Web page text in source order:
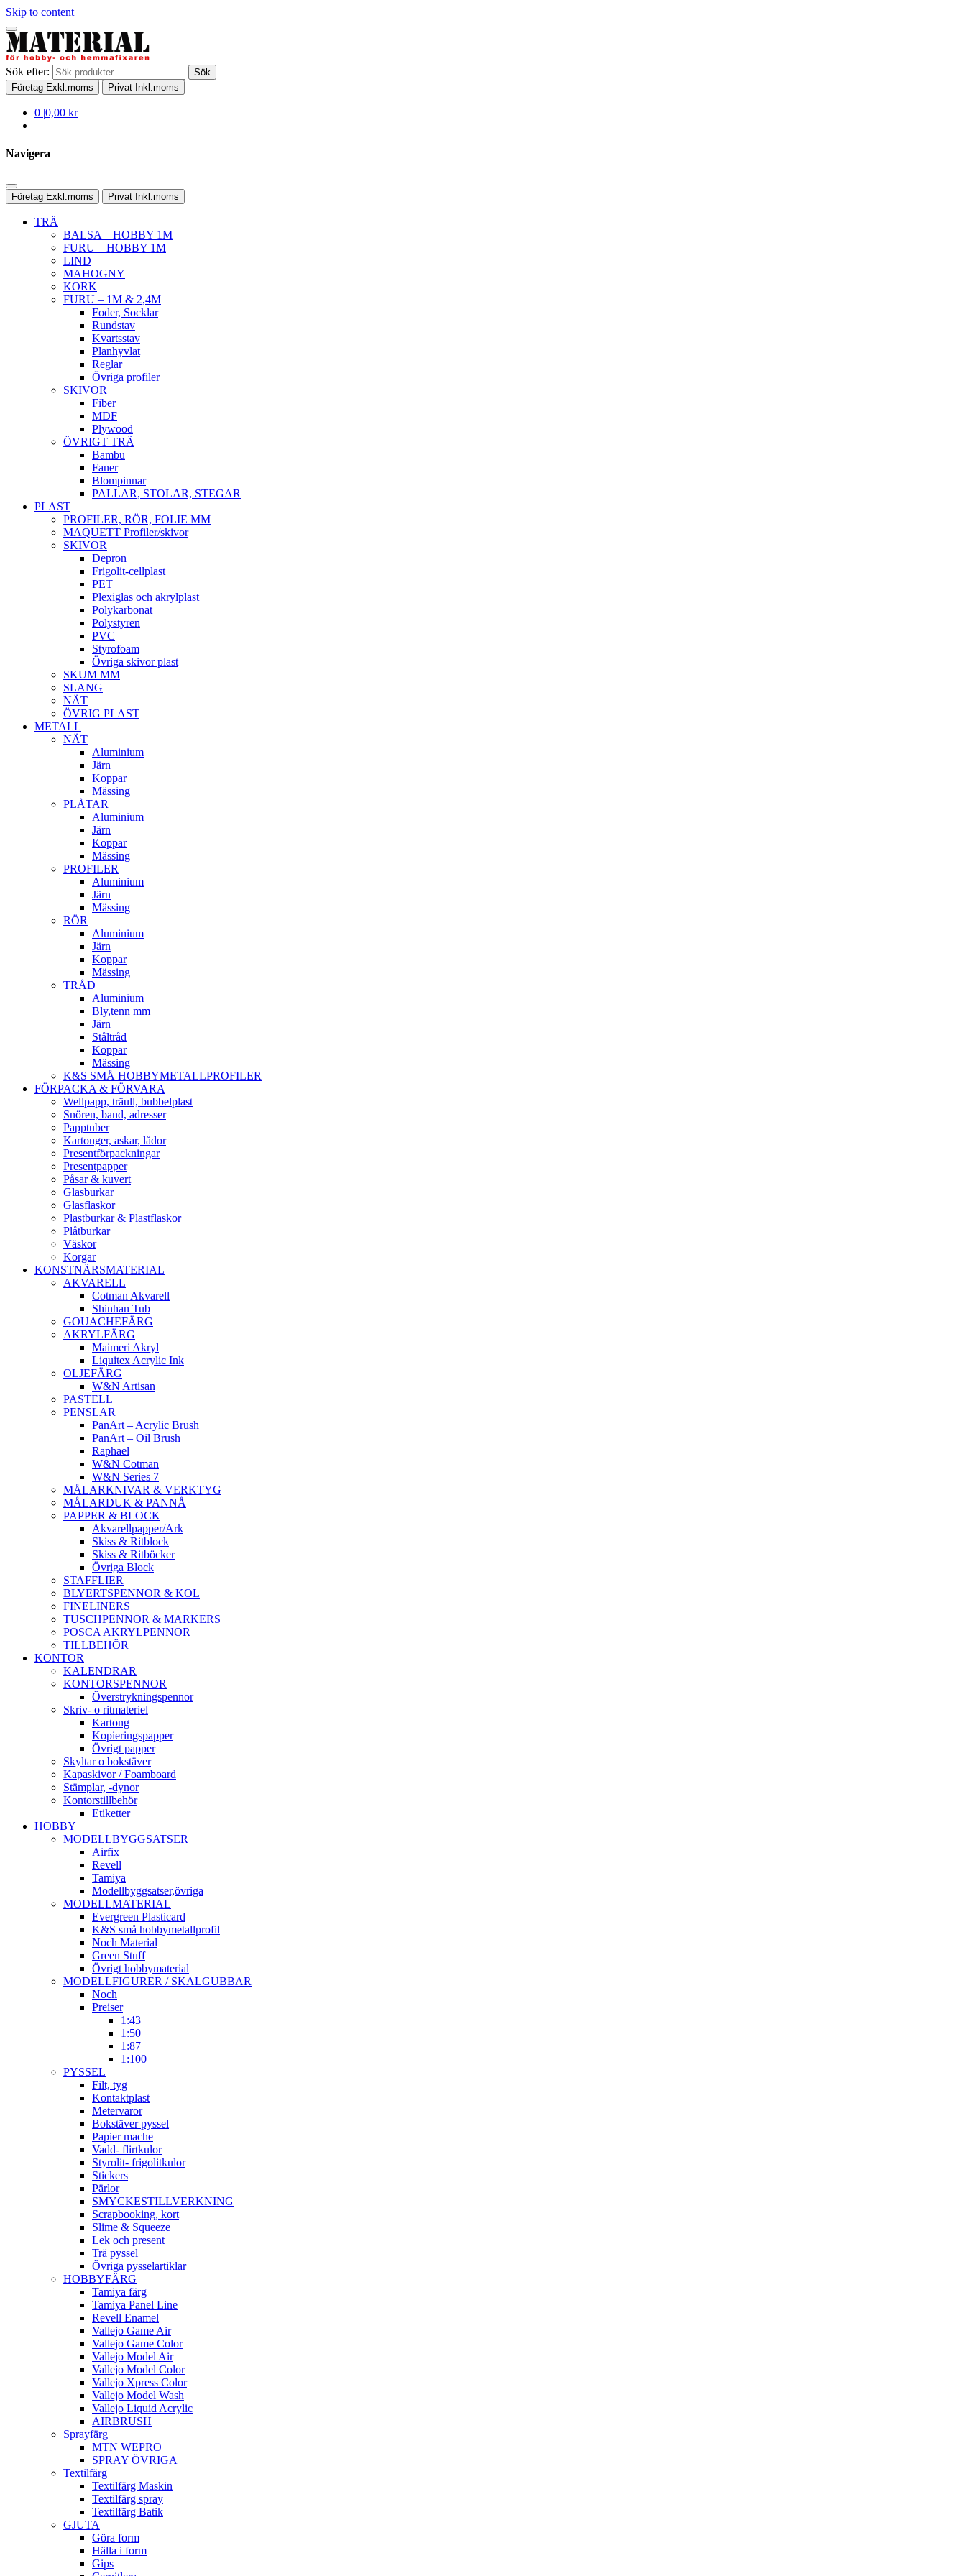
Skip to content
Sök efter:
Sök
Företag Exkl.moms Privat Inkl.moms
0 |0,00 kr
Navigera
Företag Exkl.moms Privat Inkl.moms
TRÄ
BALSA – HOBBY 1M
FURU – HOBBY 1M
LIND
MAHOGNY
KORK
FURU – 1M & 2,4M
Foder, Socklar
Rundstav
Kvartsstav
Planhyvlat
Reglar
Övriga profiler
SKIVOR
Fiber
MDF
Plywood
ÖVRIGT TRÄ
Bambu
Faner
Blompinnar
PALLAR, STOLAR, STEGAR
PLAST
PROFILER, RÖR, FOLIE MM
MAQUETT Profiler/skivor
SKIVOR
Depron
Frigolit-cellplast
PET
Plexiglas och akrylplast
Polykarbonat
Polystyren
PVC
Styrofoam
Övriga skivor plast
SKUM MM
SLANG
NÄT
ÖVRIG PLAST
METALL
NÄT
Aluminium
Järn
Koppar
Mässing
PLÅTAR
Aluminium
Järn
Koppar
Mässing
PROFILER
Aluminium
Järn
Mässing
RÖR
Aluminium
Järn
Koppar
Mässing
TRÅD
Aluminium
Bly,tenn mm
Järn
Ståltråd
Koppar
Mässing
K&S SMÅ HOBBYMETALLPROFILER
FÖRPACKA & FÖRVARA
Wellpapp, träull, bubbelplast
Snören, band, adresser
Papptuber
Kartonger, askar, lådor
Presentförpackningar
Presentpapper
Påsar & kuvert
Glasburkar
Glasflaskor
Plastburkar & Plastflaskor
Plåtburkar
Väskor
Korgar
KONSTNÄRSMATERIAL
AKVARELL
Cotman Akvarell
Shinhan Tub
GOUACHEFÄRG
AKRYLFÄRG
Maimeri Akryl
Liquitex Acrylic Ink
OLJEFÄRG
W&N Artisan
PASTELL
PENSLAR
PanArt – Acrylic Brush
PanArt – Oil Brush
Raphael
W&N Cotman
W&N Series 7
MÅLARKNIVAR & VERKTYG
MÅLARDUK & PANNÅ
PAPPER & BLOCK
Akvarellpapper/Ark
Skiss & Ritblock
Skiss & Ritböcker
Övriga Block
STAFFLIER
BLYERTSPENNOR & KOL
FINELINERS
TUSCHPENNOR & MARKERS
POSCA AKRYLPENNOR
TILLBEHÖR
KONTOR
KALENDRAR
KONTORSPENNOR
Överstrykningspennor
Skriv- o ritmateriel
Kartong
Kopieringspapper
Övrigt papper
Skyltar o bokstäver
Kapaskivor / Foamboard
Stämplar, -dynor
Kontorstillbehör
Etiketter
HOBBY
MODELLBYGGSATSER
Airfix
Revell
Tamiya
Modellbyggsatser,övriga
MODELLMATERIAL
Evergreen Plasticard
K&S små hobbymetallprofil
Noch Material
Green Stuff
Övrigt hobbymaterial
MODELLFIGURER / SKALGUBBAR
Noch
Preiser
1:43
1:50
1:87
1:100
PYSSEL
Filt, tyg
Kontaktplast
Metervaror
Bokstäver pyssel
Papier mache
Vadd- flirtkulor
Styrolit- frigolitkulor
Stickers
Pärlor
SMYCKESTILLVERKNING
Scrapbooking, kort
Slime & Squeeze
Lek och present
Trä pyssel
Övriga pysselartiklar
HOBBYFÄRG
Tamiya färg
Tamiya Panel Line
Revell Enamel
Vallejo Game Air
Vallejo Game Color
Vallejo Model Air
Vallejo Model Color
Vallejo Xpress Color
Vallejo Model Wash
Vallejo Liquid Acrylic
AIRBRUSH
Sprayfärg
MTN WEPRO
SPRAY ÖVRIGA
Textilfärg
Textilfärg Maskin
Textilfärg spray
Textilfärg Batik
GJUTA
Göra form
Hälla i form
Gips